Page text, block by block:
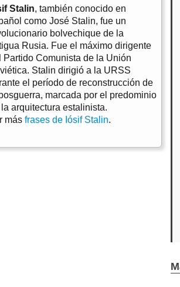
Stalin, también conocido en
como José Stalin, fue un
bolvechique de la
Rusia. Fue el máximo dirigente
Partido Comunista de la Unión
Stalin dirigió a la URSS
el período de reconstrucción de
marcada por el predominio
arquitectura estalinista.
más frases de Iósif Stalin.